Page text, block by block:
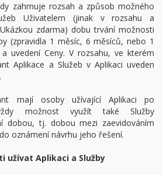
zahrnuje rozsah a způsob možného
Uživatelem (jinak v rozsahu a
zdarma) dobu trvání možnosti
(zpravidla 1 měsíc, 6 měsíců, nebo 1
uvedení Ceny. V rozsahu, ve kterém
Aplikace a Služeb v Aplikaci uveden
mají osoby užívající Aplikaci po
možnost využít také Služby
dobou, tj. dobou mezi zaevidováním
oznámení návrhu jeho řešení.
užívat Aplikaci a Služby